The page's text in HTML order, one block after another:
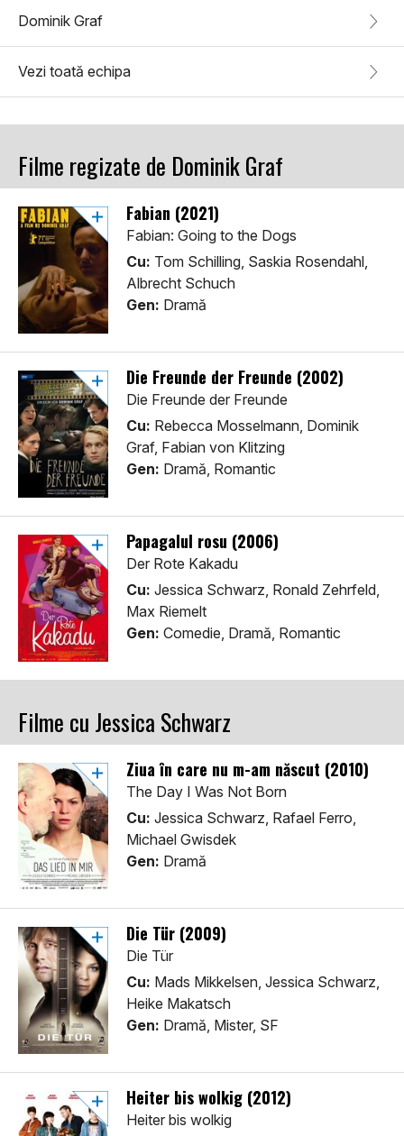
Dominik Graf
Vezi toată echipa
Filme regizate de Dominik Graf
Fabian (2021)
Fabian: Going to the Dogs
Cu: Tom Schilling, Saskia Rosendahl,
Albrecht Schuch
Gen: Dramă
Die Freunde der Freunde (2002)
Die Freunde der Freunde
Cu: Rebecca Mosselmann, Dominik
Graf, Fabian von Klitzing
Gen: Dramă, Romantic
Papagalul rosu (2006)
Der Rote Kakadu
Cu: Jessica Schwarz, Ronald Zehrfeld,
Max Riemelt
Gen: Comedie, Dramă, Romantic
Filme cu Jessica Schwarz
Ziua în care nu m-am născut (2010)
The Day I Was Not Born
Cu: Jessica Schwarz, Rafael Ferro,
Michael Gwisdek
Gen: Dramă
Die Tür (2009)
Die Tür
Cu: Mads Mikkelsen, Jessica Schwarz,
Heike Makatsch
Gen: Dramă, Mister, SF
Heiter bis wolkig (2012)
Heiter bis wolkig